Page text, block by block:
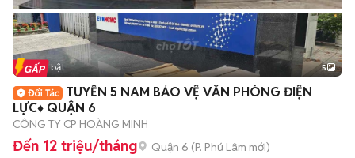
Tin nổi bật 5
TUYỂN 5 NAM BẢO VỆ VĂN PHÒNG ĐIỆN
LỰC♦️ QUẬN 6
CÔNG TY CP HOÀNG MINH
Đến 12 triệu/tháng Quận 6 (P. Phú Lâm mới)